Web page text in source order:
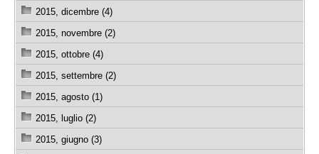
2015, dicembre (4)
2015, novembre (2)
2015, ottobre (4)
2015, settembre (2)
2015, agosto (1)
2015, luglio (2)
2015, giugno (3)